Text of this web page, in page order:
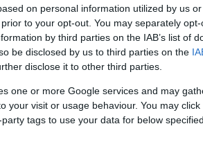
on personal information utilized by us
to your opt-out. You may separately
by third parties on the IAB’s list of
be disclosed by us to third parties on the
disclose it to other third parties.
one or more Google services and may
your visit or usage behaviour. You may
tags to use your data for below
08:16
για Τζόκοβιτς: Τέλος
την Peugeot,
με τον προπονητή
το 2006
χάνει έναν εκ των